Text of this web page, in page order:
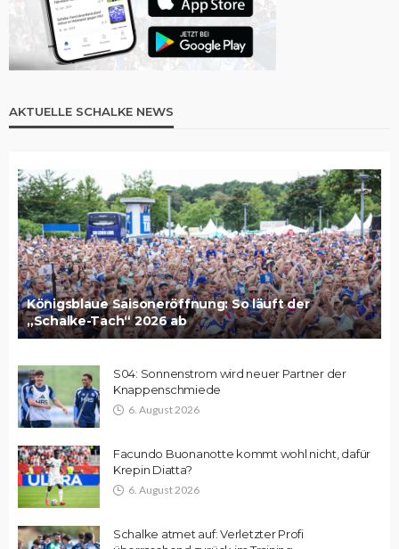
AKTUELLE SCHALKE NEWS
Königsblaue Saisoneröffnung: So läuft der
„Schalke-Tach“ 2026 ab
S04: Sonnenstrom wird neuer Partner der
Knappenschmiede
6. August 2026
Facundo Buonanotte kommt wohl nicht, dafür
Krepin Diatta?
6. August 2026
Schalke atmet auf: Verletzter Profi